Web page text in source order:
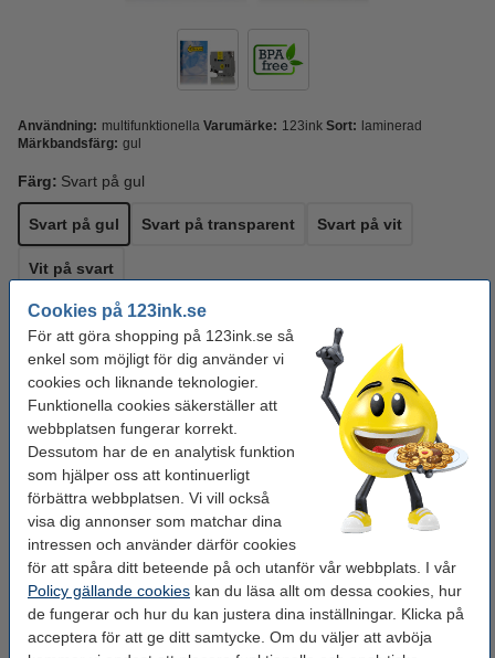
Cookies på 123ink.se
För att göra shopping på 123ink.se så
enkel som möjligt för dig använder vi
cookies och liknande teknologier.
Funktionella cookies säkerställer att
webbplatsen fungerar korrekt.
Dessutom har de en analytisk funktion
som hjälper oss att kontinuerligt
förbättra webbplatsen. Vi vill också
visa dig annonser som matchar dina
intressen och använder därför cookies
för att spåra ditt beteende på och utanför vår webbplats. I vår
Policy gällande cookies kan du läsa allt om dessa cookies, hur
de fungerar och hur du kan justera dina inställningar. Klicka på
acceptera för att ge ditt samtycke. Om du väljer att avböja
Användning: multifunktionella Varumärke: 123ink Sort: laminerad
Märkbandsfärg: gul
Färg: Svart på gul
Svart på gul Svart på transparent Svart på vit
Vit på svart
Tejpbredd: 6 mm
6 mm
Spara nästan45%med varumärket 123ink!
Beställ nu så skickar vi på måndag!
80 kr
Behöver du fler?
Köp 5stför endast
350 kr